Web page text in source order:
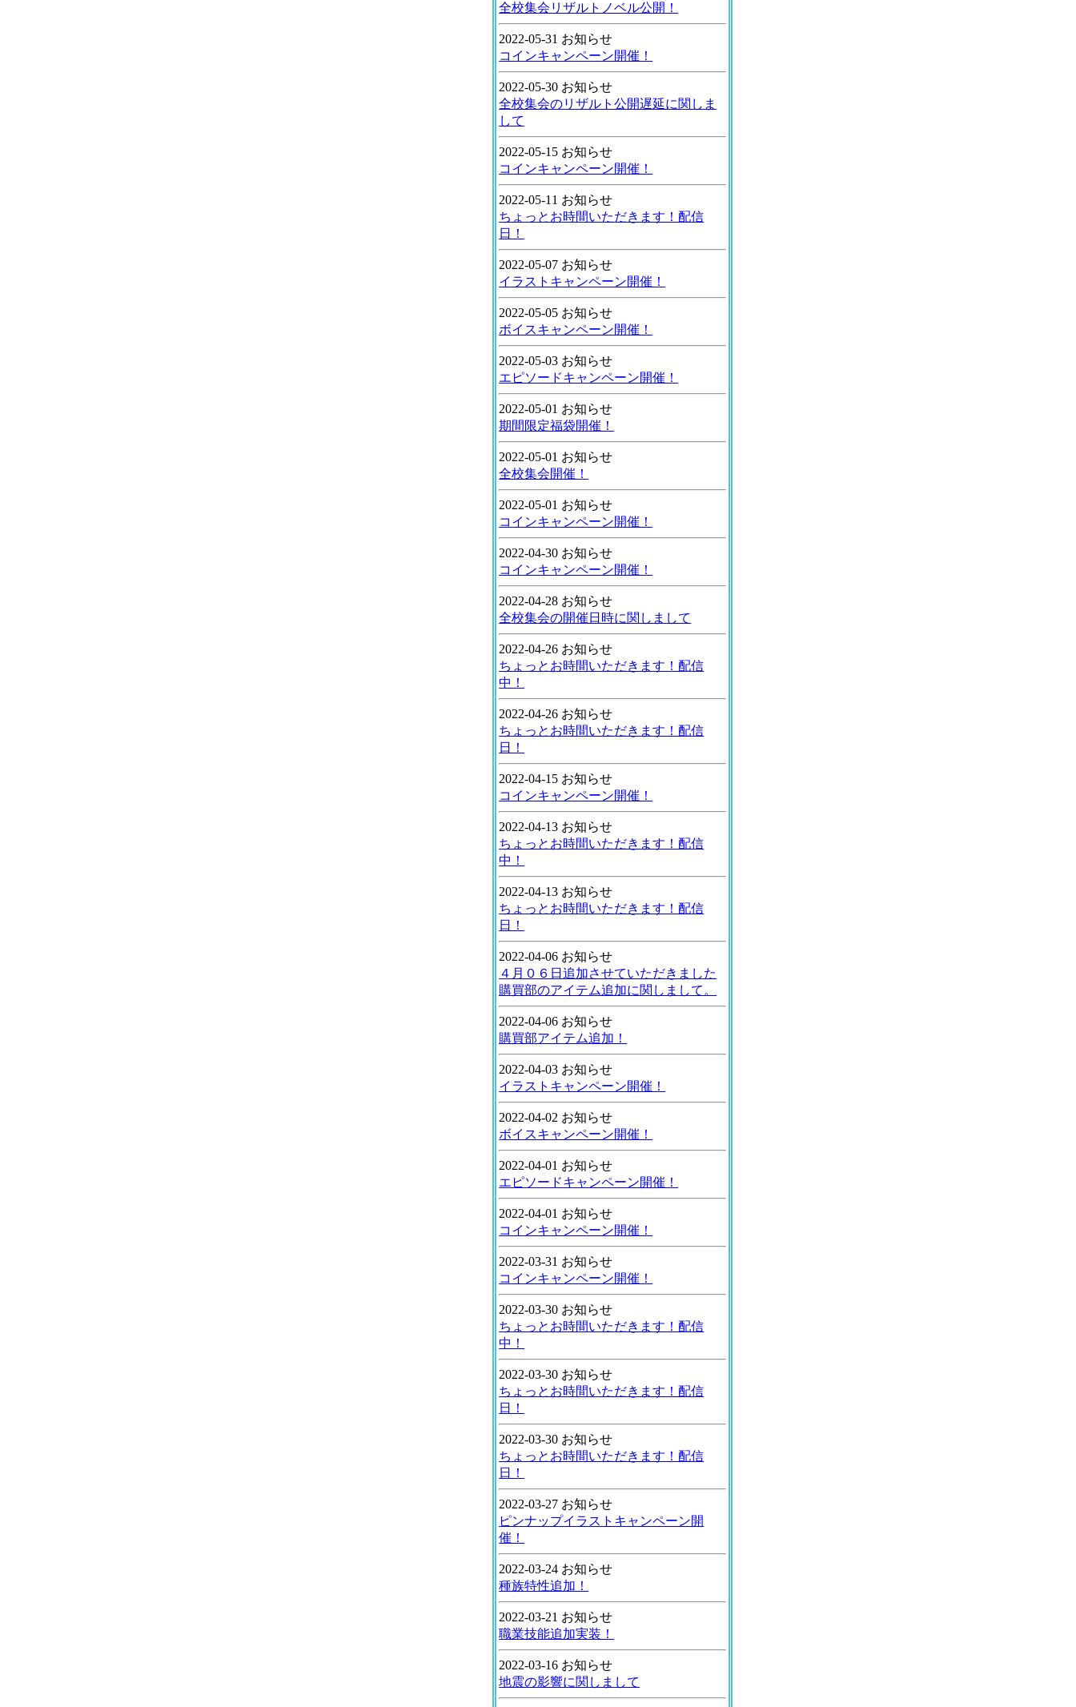
全校集会リザルトノベル公開！
2022-05-31 お知らせ
コインキャンペーン開催！
2022-05-30 お知らせ
全校集会のリザルト公開遅延に関しま
して
2022-05-15 お知らせ
コインキャンペーン開催！
2022-05-11 お知らせ
ちょっとお時間いただきます！配信
日！
2022-05-07 お知らせ
イラストキャンペーン開催！
2022-05-05 お知らせ
ボイスキャンペーン開催！
2022-05-03 お知らせ
エピソードキャンペーン開催！
2022-05-01 お知らせ
期間限定福袋開催！
2022-05-01 お知らせ
全校集会開催！
2022-05-01 お知らせ
コインキャンペーン開催！
2022-04-30 お知らせ
コインキャンペーン開催！
2022-04-28 お知らせ
全校集会の開催日時に関しまして
2022-04-26 お知らせ
ちょっとお時間いただきます！配信
中！
2022-04-26 お知らせ
ちょっとお時間いただきます！配信
日！
2022-04-15 お知らせ
コインキャンペーン開催！
2022-04-13 お知らせ
ちょっとお時間いただきます！配信
中！
2022-04-13 お知らせ
ちょっとお時間いただきます！配信
日！
2022-04-06 お知らせ
４月０６日追加させていただきました
購買部のアイテム追加に関しまして。
2022-04-06 お知らせ
購買部アイテム追加！
2022-04-03 お知らせ
イラストキャンペーン開催！
2022-04-02 お知らせ
ボイスキャンペーン開催！
2022-04-01 お知らせ
エピソードキャンペーン開催！
2022-04-01 お知らせ
コインキャンペーン開催！
2022-03-31 お知らせ
コインキャンペーン開催！
2022-03-30 お知らせ
ちょっとお時間いただきます！配信
中！
2022-03-30 お知らせ
ちょっとお時間いただきます！配信
日！
2022-03-30 お知らせ
ちょっとお時間いただきます！配信
日！
2022-03-27 お知らせ
ピンナップイラストキャンペーン開
催！
2022-03-24 お知らせ
種族特性追加！
2022-03-21 お知らせ
職業技能追加実装！
2022-03-16 お知らせ
地震の影響に関しまして